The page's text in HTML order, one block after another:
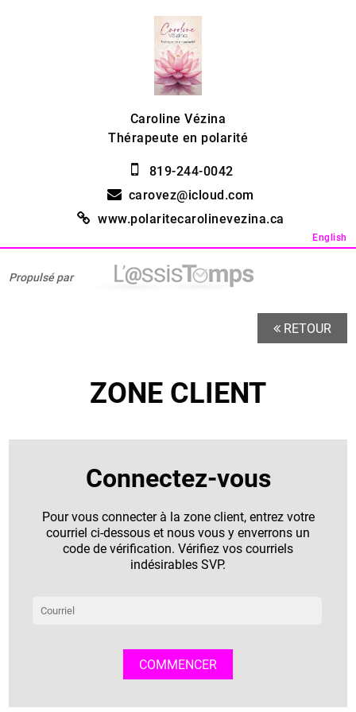
Caroline Vézina
Thérapeute en polarité
819-244-0042
carovez@icloud.com
www.polaritecarolinevezina.ca
English
Propulsé par
RETOUR
ZONE CLIENT
Connectez-vous
Pour vous connecter à la zone client, entrez votre
courriel ci-dessous et nous vous y enverrons un
code de vérification. Vérifiez vos courriels
indésirables SVP.
COMMENCER